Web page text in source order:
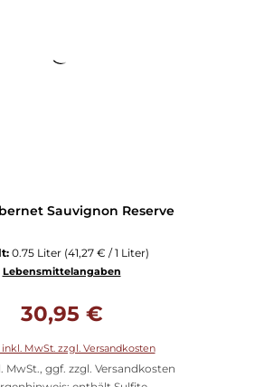
Sauvignon Reserve
0.75 Liter (41,27 € / 1 Liter)
Lebensmittelangaben
30,95 €
inkl. MwSt. zzgl. Versandkosten
MwSt., ggf. zzgl. Versandkosten